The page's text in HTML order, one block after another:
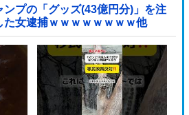
ンプの「グッズ(43億円分)」を注
女逮捕ｗｗｗｗｗｗｗｗ他